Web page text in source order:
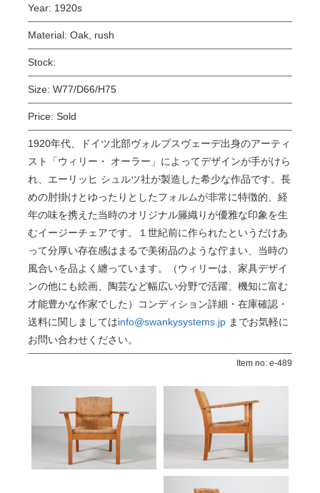
Year: 1920s
Material: Oak, rush
Stock:
Size: W77/D66/H75
Price: Sold
1920年代、ドイツ北部ヴォルプスヴェーデ出身のアーティ
スト「ウィリー・ オーラー」によってデザインが手がけら
れ、エーリッヒ シュルツ社が製造した希少な作品です。長
めの肘掛けとゆったりとしたフォルムが非常に特徴的、 経
年の味を携えた当時のオリジナル籐織りが優雅な印象を生
むイージーチェアです。１世紀前に作られたというだけあ
って分厚い存在感はまるで美術品のような佇まい、当時の
風合いを品よく纏っています。（ウィリーは、家具デザイ
ンの他にも絵画、陶芸など幅広い分野で活躍、機知に富む
才能豊かな作家でした）コンディション詳細・在庫確認・
送料に関しましてはinfo@swankysystems.jp までお気軽に
お問い合わせください。
Item no: e-489